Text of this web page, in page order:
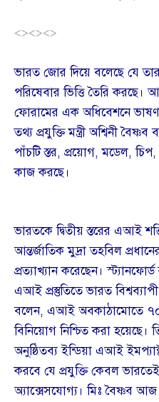
<><><>
ভারত জোর দিয়ে বলেছে যে তারা
পরিষেবার ভিত্তি তৈরি করছে।
ফোরামের এক অধিবেশনে ভাষণ
তথ্য প্রযুক্তি মন্ত্রী অশ্বিনী
পাঁচটি স্তর, প্রয়োগ, মডেল,
কাজ করছে।
ভারতকে দ্বিতীয় স্তরের এআই
আন্তর্জাতিক মুদ্রা তহবিল
প্রত্যাখ্যান করেছেন।
এআই প্রস্তুতিতে ভারত
বলেন, এআই অবকাঠামোতে ৭০
বিনিয়োগ নিশ্চিত করা হয়েছে।
অনুষ্ঠিতব্য ইন্ডিয়া এআই
করবে যে প্রযুক্তি কেবল ভারতেই
অ্যাক্সেসযোগ্য। মিঃ বৈষ্ণব